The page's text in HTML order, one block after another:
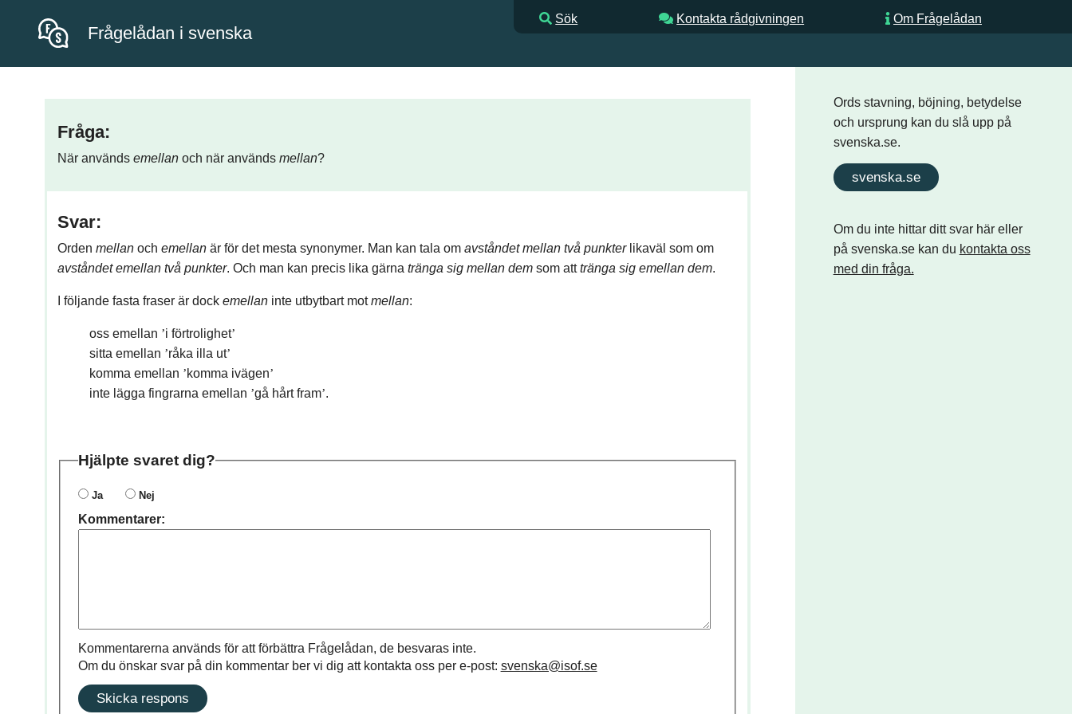
Frågelådan i svenska
Sök Kontakta rådgivningen Om Frågelådan
Fråga:
När används emellan och när används mellan?
Svar:
Orden mellan och emellan är för det mesta synonymer. Man kan tala om avståndet mellan två punkter likaväl som om
avståndet emellan två punkter. Och man kan precis lika gärna tränga sig mellan demsom atttränga sig emellan dem.
I följande fasta fraser är dock emellan inte utbytbart motmellan:
oss emellan ’i förtrolighet’
sitta emellan ’råka illa ut’
komma emellan ’komma ivägen’
inte lägga fingrarna emellan ’gå hårt fram’.
Hjälpte svaret dig?
Ja Nej
Kommentarer:
Kommentarerna används för att förbättra Frågelådan, de besvaras inte.
Om du önskar svar på din kommentar ber vi dig att kontakta oss per e-post: svenska@isof.se
Skicka respons
Ords stavning, böjning, betydelse
och ursprung kan du slå upp på
svenska.se.
svenska.se
Om du inte hittar ditt svar här eller
på svenska.se kan du kontakta oss
med din fråga.